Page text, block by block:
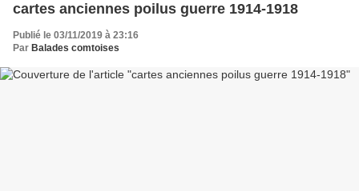
cartes anciennes poilus guerre 1914-1918
Publié le 03/11/2019 à 23:16
Par Balades comtoises